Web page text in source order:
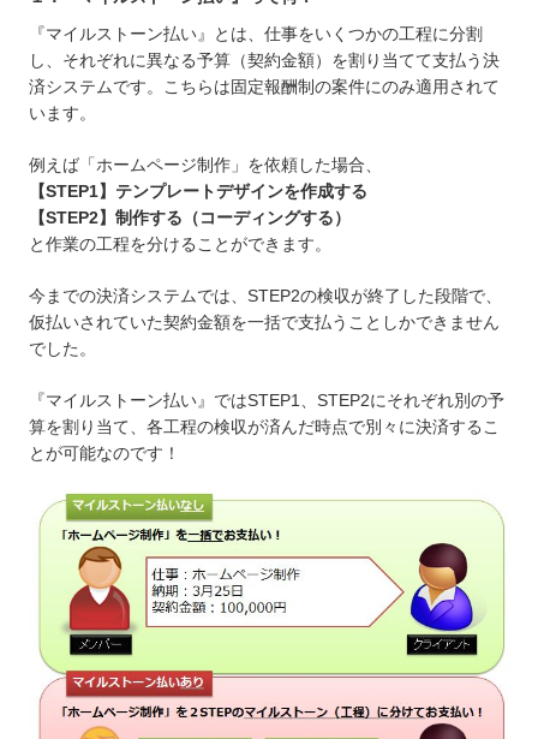
『マイルストーン払い』とは、仕事をいくつかの工程に分割
し、それぞれに異なる予算（契約金額）を割り当てて支払う決
済システムです。 こちらは固定報酬制の案件にのみ適用されて
います。
例えば「ホームページ制作」を依頼した場合、
【STEP1】テンプレートデザインを作成する
【STEP2】制作する（コーディングする）
と作業の工程を分けることができます。
今までの決済システムでは、STEP2の検収が終了した段階で、
仮払いされていた契約金額を一括で支払うことしかできません
でした。
『マイルストーン払い』ではSTEP1、STEP2にそれぞれ別の予
算を割り当て、各工程の検収が済んだ時点で別々に決済するこ
とが可能なのです！